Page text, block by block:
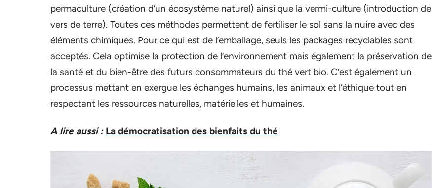
permaculture (création d’un écosystème naturel) ainsi que la vermi-culture (introduction de
vers de terre). Toutes ces méthodes permettent de fertiliser le sol sans la nuire avec des
éléments chimiques. Pour ce qui est de l’emballage, seuls les packages recyclables sont
acceptés. Cela optimise la protection de l’environnement mais également la préservation de
la santé et du bien-être des futurs consommateurs du thé vert bio. C’est également un
processus mettant en exergue les échanges humains, les animaux et l’éthique tout en
respectant les ressources naturelles, matérielles et humaines.
A lire aussi : La démocratisation des bienfaits du thé